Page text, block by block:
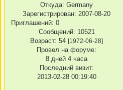
Откуда: Germany
Зарегистрирован: 2007-08-20
Приглашений: 0
Сообщений: 10521
Возраст: 54 [1972-06-28]
Провел на форуме:
8 дней 4 часа
Последний визит:
2013-02-28 00:19:40